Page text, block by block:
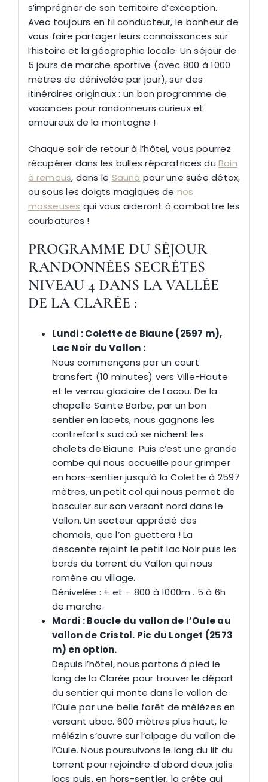
s’imprégner de son territoire d’exception.
Avec toujours en fil conducteur, le bonheur de
vous faire partager leurs connaissances sur
l’histoire et la géographie locale. Un séjour de
5 jours de marche sportive (avec 800 à 1000
mètres de dénivelée par jour), sur des
itinéraires originaux : un bon programme de
vacances pour randonneurs curieux et
amoureux de la montagne !
Chaque soir de retour à l’hôtel, vous pourrez
récupérer dans les bulles réparatrices du Bain
à remous, dans le Sauna pour une suée détox,
ou sous les doigts magiques de nos
masseuses qui vous aideront à combattre les
courbatures !
PROGRAMME DU SÉJOUR
RANDONNÉES SECRÈTES
NIVEAU 4 DANS LA VALLÉE
DE LA CLARÉE :
Lundi : Colette de Biaune (2597 m),
Lac Noir du Vallon :
Nous commençons par un court
transfert (10 minutes) vers Ville-Haute
et le verrou glaciaire de Lacou. De la
chapelle Sainte Barbe, par un bon
sentier en lacets, nous gagnons les
contreforts sud où se nichent les
chalets de Biaune. Puis c’est une grande
combe qui nous accueille pour grimper
en hors-sentier jusqu’à la Colette à 2597
mètres, un petit col qui nous permet de
basculer sur son versant nord dans le
Vallon. Un secteur apprécié des
chamois, que l’on guettera ! La
descente rejoint le petit lac Noir puis les
bords du torrent du Vallon qui nous
ramène au village.
Dénivelée : + et – 800 à 1000m . 5 à 6h
de marche.
Mardi : Boucle du vallon de l’Oule au
vallon de Cristol. Pic du Longet (2573
m) en option.
Depuis l’hôtel, nous partons à pied le
long de la Clarée pour trouver le départ
du sentier qui monte dans le vallon de
l’Oule par une belle forêt de mélèzes en
versant ubac. 600 mètres plus haut, le
mélézin s’ouvre sur l’alpage du vallon de
l’Oule. Nous poursuivons le long du lit du
torrent pour rejoindre d’abord deux jolis
lacs puis, en hors-sentier, la crête qui